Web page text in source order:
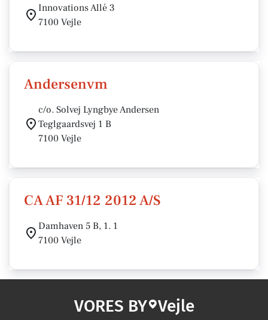
Innovations Allé 3
7100 Vejle
Andersenvm
c/o. Solvej Lyngbye Andersen
Teglgaardsvej 1 B
7100 Vejle
CA AF 31/12 2012 A/S
Damhaven 5 B, 1. 1
7100 Vejle
VORES BY Vejle